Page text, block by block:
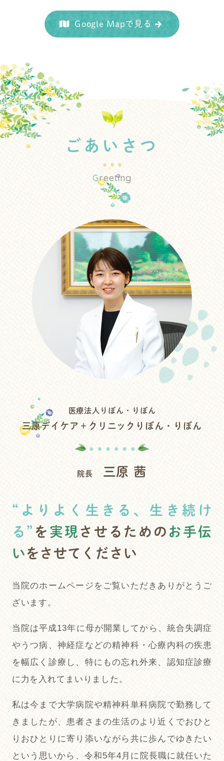
Google Mapで見る
ごあいさつ
Greeting
医療法人りぼん・りぼん
三原デイケア＋クリニックりぼん・りぼん
院長 三原 茜
“よりよく生きる、生き続け
る” を 実現 させるための お手伝
いをさせてください
当院のホームページをご覧いただきありがとうご
ざいます。
当院は平成13年に母が開業してから、統合失調症
やうつ病、神経症などの精神科・心療内科の疾患
を幅広く診療し、特にもの忘れ外来、認知症診療
に力を入れてまいりました。
私は今まで大学病院や精神科単科病院で勤務して
きましたが、患者さまの生活のより近くでおひと
りおひとりに寄り添いながら共に歩んでゆきたい
という思いから、令和5年4月に院長職に就任いた